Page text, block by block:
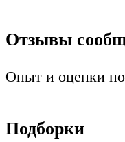
Отзывы
Опыт и оценки
Подборки